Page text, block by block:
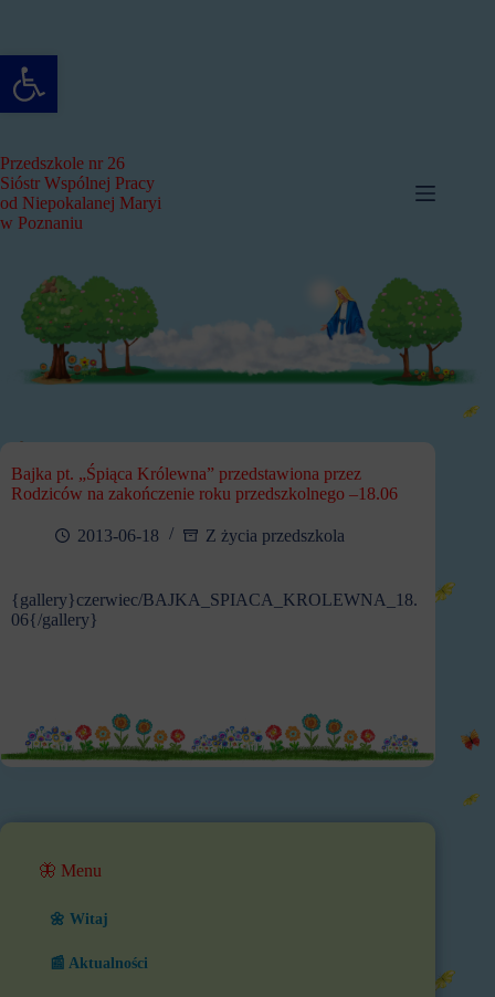
Otwórz pasek narzędzi
Przedszkole nr 26
Sióstr Wspólnej Pracy
od Niepokalanej Maryi
w Poznaniu
Bajka pt. „Śpiąca Królewna” przedstawiona przez
Rodziców na zakończenie roku przedszkolnego –18.06
2013-06-18 Z życia przedszkola
{gallery}czerwiec/BAJKA_SPIACA_KROLEWNA_18.
06{/gallery}
🦋 Menu
🌼 Witaj
📰 Aktualności